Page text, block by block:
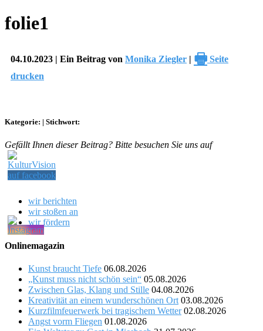
folie1
04.10.2023 | Ein Beitrag von Monika Ziegler | 🖶 Seite
drucken
Kategorie: | Stichwort:
Gefällt Ihnen dieser Beitrag? Bitte besuchen Sie uns auf
wir berichten
wir stoßen an
wir fördern
Onlinemagazin
Kunst braucht Tiefe 06.08.2026
„Kunst muss nicht schön sein“ 05.08.2026
Zwischen Glas, Klang und Stille 04.08.2026
Kreativität an einem wunderschönen Ort 03.08.2026
Kurzfilmfeuerwerk bei tragischem Wetter 02.08.2026
Angst vorm Fliegen 01.08.2026